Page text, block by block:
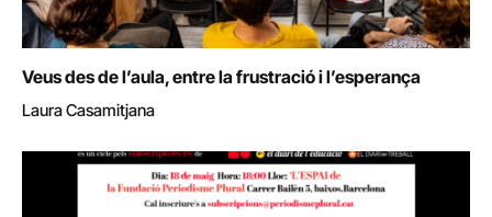
Veus des de l’aula, entre la frustració i l’esperança
Laura Casamitjana